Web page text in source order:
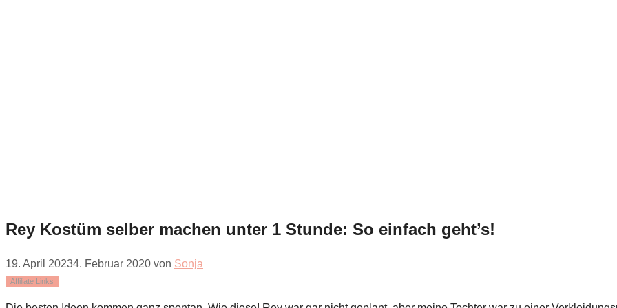
Rey Kostüm selber machen unter 1 Stunde: So einfach geht’s!
19. April 20234. Februar 2020 von Sonja
Affiliate Links